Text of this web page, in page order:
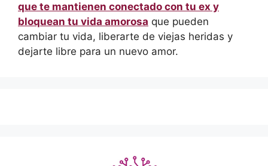
que te mantienen conectado con tu ex y
bloquean tu vida amorosa que pueden
cambiar tu vida, liberarte de viejas heridas y
dejarte libre para un nuevo amor.